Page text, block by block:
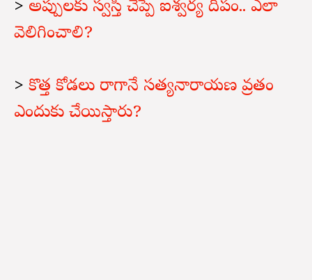
> అప్పులకు స్వస్తి చెప్పే ఐశ్వర్య దీపం.. ఎలా
వెలిగించాలి?
> కొత్త కోడలు రాగానే సత్యనారాయణ వ్రతం
ఎందుకు చేయిస్తారు?